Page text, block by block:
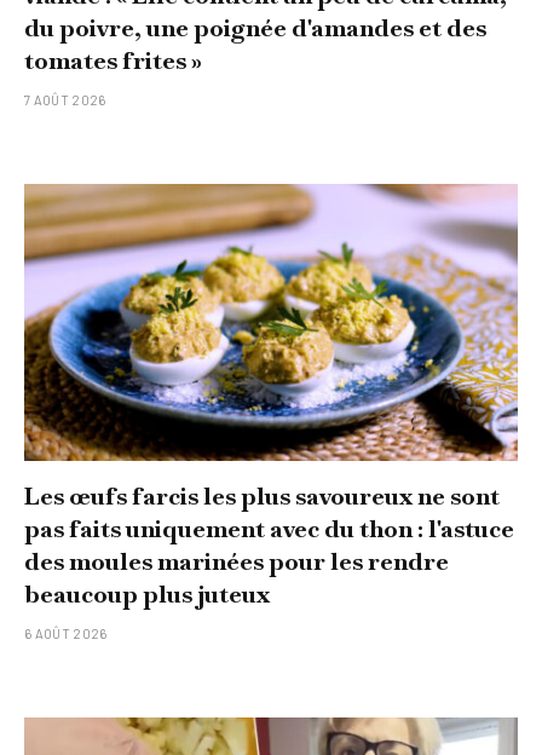
du poivre, une poignée d'amandes et des
tomates frites »
7 AOÛT 2026
Les œufs farcis les plus savoureux ne sont
pas faits uniquement avec du thon : l'astuce
des moules marinées pour les rendre
beaucoup plus juteux
6 AOÛT 2026